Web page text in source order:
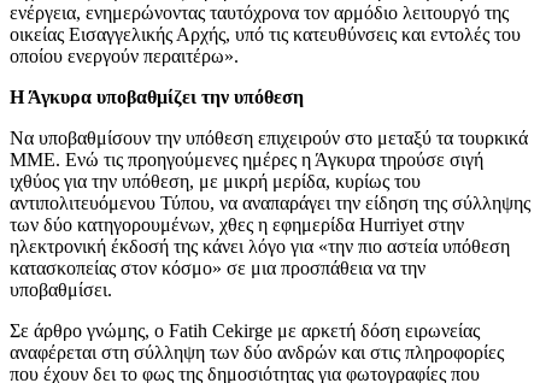
ενέργεια, ενημερώνοντας ταυτόχρονα τον αρμόδιο λειτουργό της
οικείας Εισαγγελικής Αρχής, υπό τις κατευθύνσεις και εντολές του
οποίου ενεργούν περαιτέρω».
Η Άγκυρα υποβαθμίζει την υπόθεση
Να υποβαθμίσουν την υπόθεση επιχειρούν στο μεταξύ τα τουρκικά
ΜΜΕ. Ενώ τις προηγούμενες ημέρες η Άγκυρα τηρούσε σιγή
ιχθύος για την υπόθεση, με μικρή μερίδα, κυρίως του
αντιπολιτευόμενου Τύπου, να αναπαράγει την είδηση της σύλληψης
των δύο κατηγορουμένων, χθες η εφημερίδα Hurriyet στην
ηλεκτρονική έκδοσή της κάνει λόγο για «την πιο αστεία υπόθεση
κατασκοπείας στον κόσμο» σε μια προσπάθεια να την
υποβαθμίσει.
Σε άρθρο γνώμης, ο Fatih Cekirge με αρκετή δόση ειρωνείας
αναφέρεται στη σύλληψη των δύο ανδρών και στις πληροφορίες
που έχουν δει το φως της δημοσιότητας για φωτογραφίες που